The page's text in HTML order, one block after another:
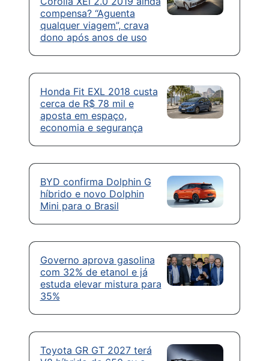
compensa? “Aguenta
qualquer viagem”, crava
dono após anos de uso
Honda Fit EXL 2018 custa
cerca de R$ 78 mil e
aposta em espaço,
economia e segurança
BYD confirma Dolphin G
híbrido e novo Dolphin
Mini para o Brasil
Governo aprova gasolina
com 32% de etanol e já
estuda elevar mistura para
35%
Toyota GR GT 2027 terá